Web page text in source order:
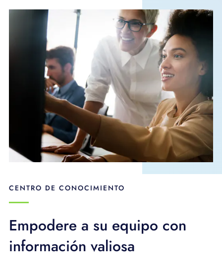
CENTRO DE CONOCIMIENTO
Empodere a su equipo con
información valiosa